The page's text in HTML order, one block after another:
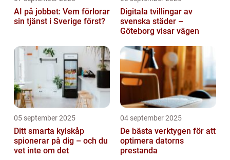
AI på jobbet: Vem förlorar
sin tjänst i Sverige först?
Digitala tvillingar av
svenska städer –
Göteborg visar vägen
05 september 2025
Ditt smarta kylskåp
spionerar på dig – och du
vet inte om det
04 september 2025
De bästa verktygen för att
optimera datorns
prestanda